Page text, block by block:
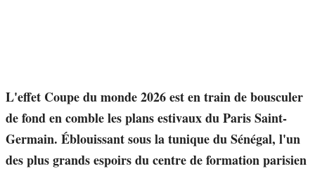
L'effet Coupe du monde 2026 est en train de bousculer
de fond en comble les plans estivaux du Paris Saint-
Germain. Éblouissant sous la tunique du Sénégal, l'un
des plus grands espoirs du centre de formation parisien